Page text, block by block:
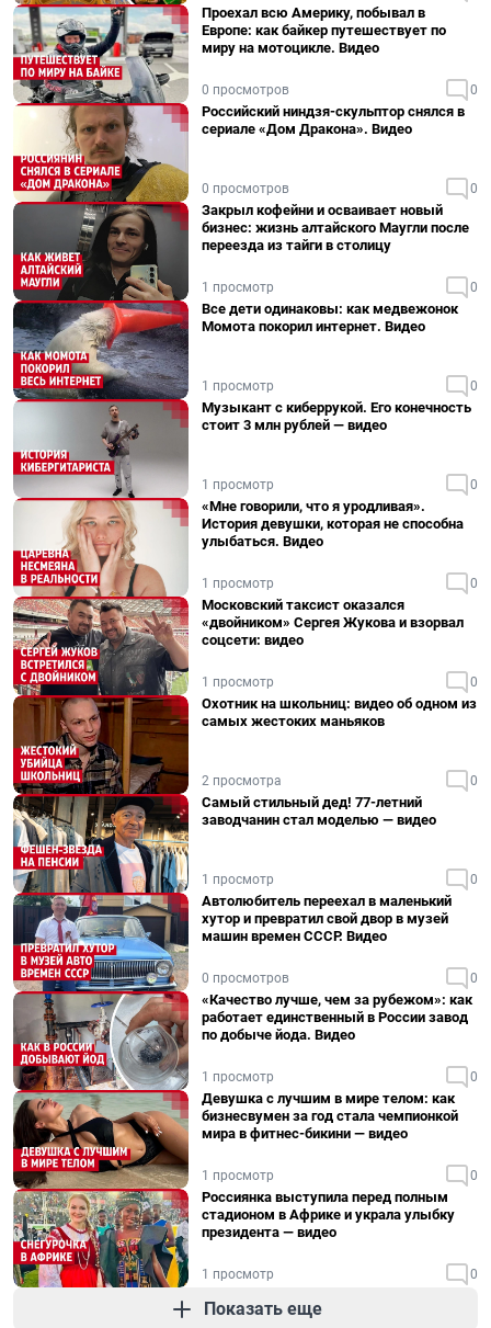
Проехал всю Америку, побывал в
Европе: как байкер путешествует по
миру на мотоцикле. Видео
0 просмотров 0
Российский ниндзя-скульптор снялся в
сериале «Дом Дракона». Видео
0 просмотров 0
Закрыл кофейни и осваивает новый
бизнес: жизнь алтайского Маугли после
переезда из тайги в столицу
1 просмотр 0
Все дети одинаковы: как медвежонок
Момота покорил интернет. Видео
1 просмотр 0
Музыкант с киберрукой. Его конечность
стоит 3 млн рублей — видео
1 просмотр 0
«Мне говорили, что я уродливая».
История девушки, которая не способна
улыбаться. Видео
1 просмотр 0
Московский таксист оказался
«двойником» Сергея Жукова и взорвал
соцсети: видео
1 просмотр 0
Охотник на школьниц: видео об одном из
самых жестоких маньяков
2 просмотра 0
Самый стильный дед! 77-летний
заводчанин стал моделью — видео
1 просмотр 0
Автолюбитель переехал в маленький
хутор и превратил свой двор в музей
машин времен СССР. Видео
0 просмотров 0
«Качество лучше, чем за рубежом»: как
работает единственный в России завод
по добыче йода. Видео
1 просмотр 0
Девушка с лучшим в мире телом: как
бизнесвумен за год стала чемпионкой
мира в фитнес-бикини — видео
1 просмотр 0
Россиянка выступила перед полным
стадионом в Африке и украла улыбку
президента — видео
1 просмотр 0
Показать еще